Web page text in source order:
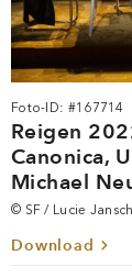
Foto-ID: #167714
Reigen
Canonica,
Michael
© SF / Lucie Jansch
Download